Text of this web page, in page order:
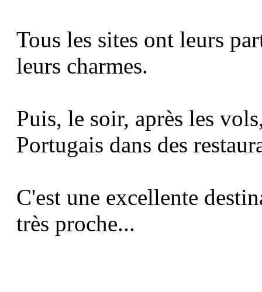
Tous les sites ont leurs
leurs charmes.
Puis, le soir, après les
Portugais dans des
C'est une excellente
très proche...